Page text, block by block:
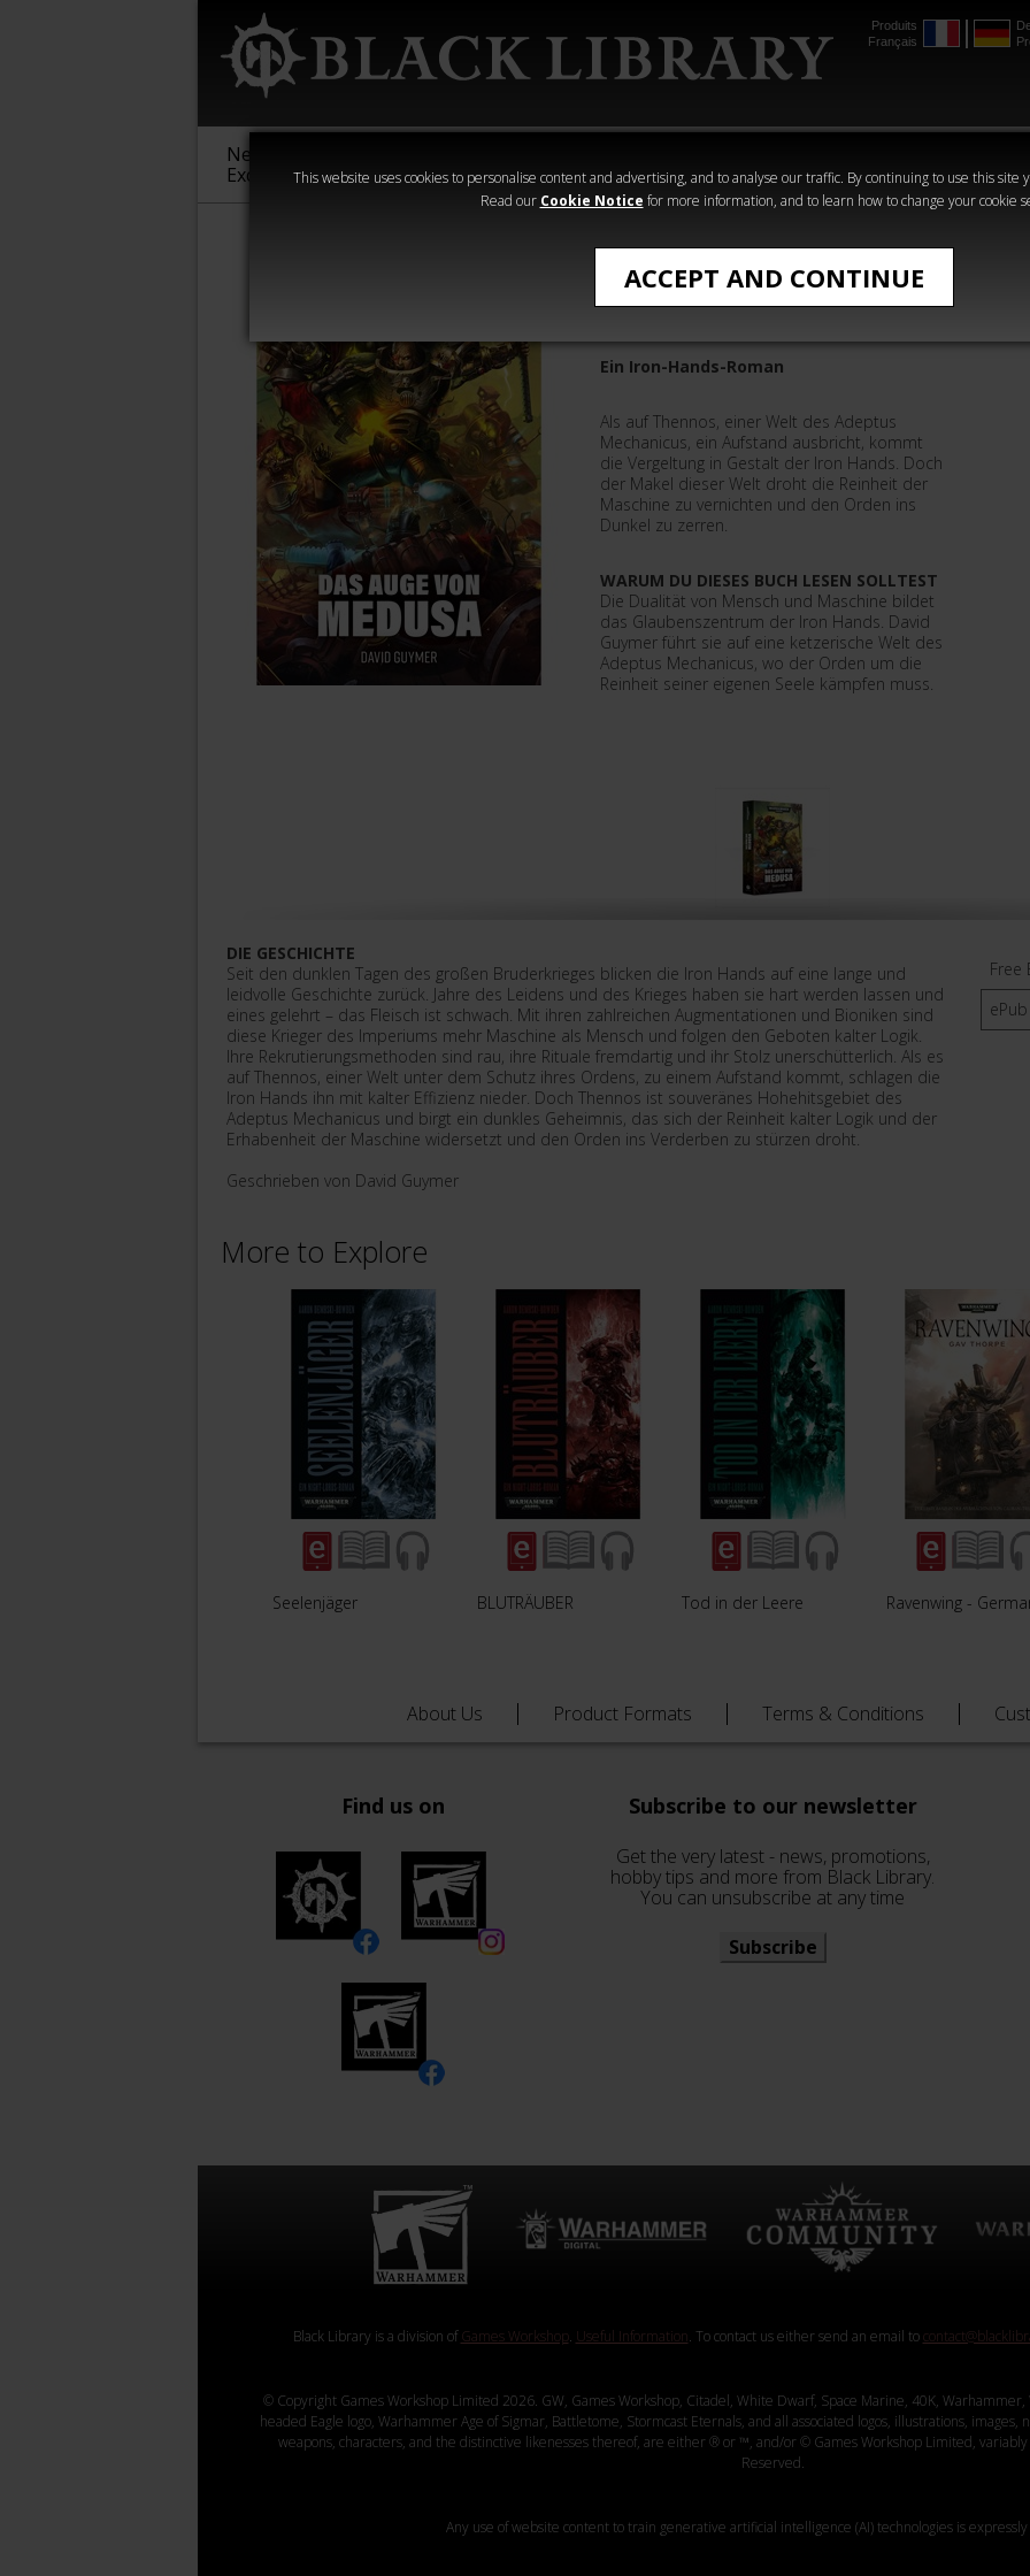
This website uses cookies to personalise content and advertising, and to analyse our traffic. By continuing to use this site
Read our Cookie Notice for more information, and to learn how to change your cookie
ACCEPT AND CONTINUE
Produits
Français
New &
Exclusive
Sigmar
40,000
Heresy
Crime
Horror
Das Auge von Medusa
Ein Iron-Hands-Roman
Als auf Thennos, einer Welt des Adeptus
Mechanicus, ein Aufstand ausbricht, kommt
die Vergeltung in Gestalt der Iron Hands. Doch
der Makel dieser Welt droht die Reinheit der
Maschine zu vernichten und den Orden ins
Dunkel zu zerren.
WARUM DU DIESES BUCH LESEN SOLLTEST
Die Dualität von Mensch und Maschine bildet
das Glaubenszentrum der Iron Hands. David
Guymer führt sie auf eine ketzerische Welt des
Adeptus Mechanicus, wo der Orden um die
Reinheit seiner eigenen Seele kämpfen muss.
DIE GESCHICHTE
Seit den dunklen Tagen des großen Bruderkrieges blicken die Iron Hands auf eine lange und
leidvolle Geschichte zurück. Jahre des Leidens und des Krieges haben sie hart werden lassen und
eines gelehrt – das Fleisch ist schwach. Mit ihren zahlreichen Augmentationen und Bioniken sind
diese Krieger des Imperiums mehr Maschine als Mensch und folgen den Geboten kalter Logik.
Ihre Rekrutierungsmethoden sind rau, ihre Rituale fremdartig und ihr Stolz unerschütterlich. Als es
auf Thennos, einer Welt unter dem Schutz ihres Ordens, zu einem Aufstand kommt, schlagen die
Iron Hands ihn mit kalter Effizienz nieder. Doch Thennos ist souveränes Hohehitsgebiet des
Adeptus Mechanicus und birgt ein dunkles Geheimnis, das sich der Reinheit kalter Logik und der
Erhabenheit der Maschine widersetzt und den Orden ins Verderben zu stürzen droht.
Geschrieben von David Guymer
Free
ePub
More to Explore
Seelenjäger BLUTRÄUBER Tod in der Leere Ravenwing -
About Us Product Formats Terms & Conditions
Find us on Subscribe to our newsletter
Get the very latest - news, promotions,
hobby tips and more from Black Library.
You can unsubscribe at any time
Subscribe
Black Library is a division ofGames Workshop. Useful Information. To contact us either send an email to
© Copyright Games Workshop Limited 2026. GW, Games Workshop, Citadel, White Dwarf, Space Marine, 40K, Warhammer,
headed Eagle logo, Warhammer Age of Sigmar, Battletome, Stormcast Eternals, and all associated logos, illustrations, images,
weapons, characters, and the distinctive likenesses thereof, are either ® or ™, and/or © Games Workshop Limited,
Reserved.
Any use of website content to train generative artificial intelligence (AI) technologies is